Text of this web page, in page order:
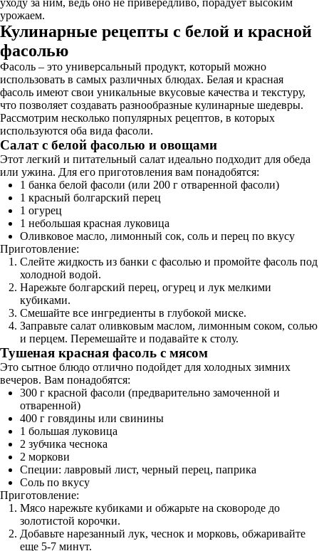
уходу за ним, ведь оно не привередливо, порадует высоким
урожаем.
Кулинарные рецепты с белой и красной
фасолью
Фасоль – это универсальный продукт, который можно
использовать в самых различных блюдах. Белая и красная
фасоль имеют свои уникальные вкусовые качества и текстуру,
что позволяет создавать разнообразные кулинарные шедевры.
Рассмотрим несколько популярных рецептов, в которых
используются оба вида фасоли.
Салат с белой фасолью и овощами
Этот легкий и питательный салат идеально подходит для обеда
или ужина. Для его приготовления вам понадобятся:
1 банка белой фасоли (или 200 г отваренной фасоли)
1 красный болгарский перец
1 огурец
1 небольшая красная луковица
Оливковое масло, лимонный сок, соль и перец по вкусу
Приготовление:
Слейте жидкость из банки с фасолью и промойте фасоль под
холодной водой.
Нарежьте болгарский перец, огурец и лук мелкими
кубиками.
Смешайте все ингредиенты в глубокой миске.
Заправьте салат оливковым маслом, лимонным соком, солью
и перцем. Перемешайте и подавайте к столу.
Тушеная красная фасоль с мясом
Это сытное блюдо отлично подойдет для холодных зимних
вечеров. Вам понадобятся:
300 г красной фасоли (предварительно замоченной и
отваренной)
400 г говядины или свинины
1 большая луковица
2 зубчика чеснока
2 моркови
Специи: лавровый лист, черный перец, паприка
Соль по вкусу
Приготовление:
Мясо нарежьте кубиками и обжарьте на сковороде до
золотистой корочки.
Добавьте нарезанный лук, чеснок и морковь, обжаривайте
еще 5-7 минут.